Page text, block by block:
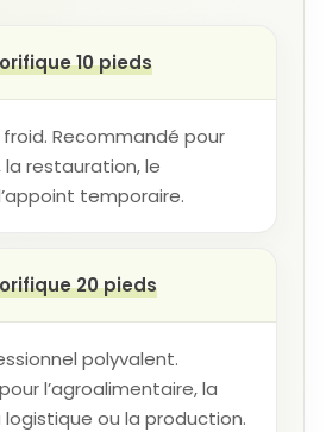
10 pieds
Recommandé pour
la restauration, le
temporaire.
20 pieds
polyvalent.
l’agroalimentaire, la
ou la production.